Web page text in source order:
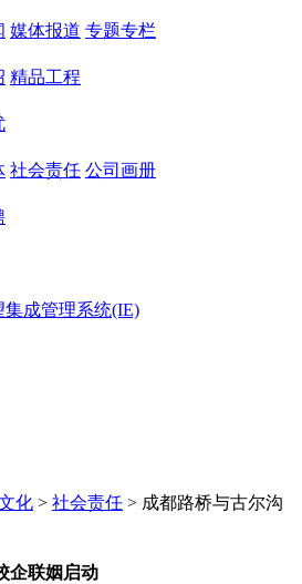
媒体报道 专题专栏
精品工程
社会责任 公司画册
集成管理系统(IE)
化 > 社会责任 > 成都路桥与古尔沟
企联姻启动